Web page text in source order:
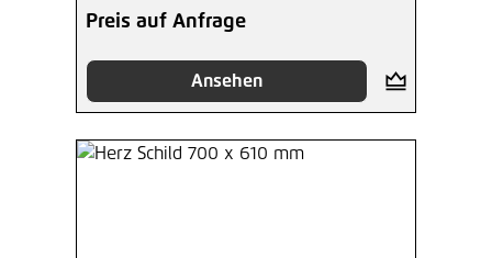
Preis auf Anfrage
Ansehen